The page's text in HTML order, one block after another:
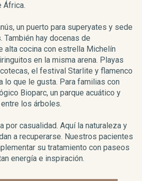
África.
un puerto para superyates y sede
También hay docenas de
alta cocina con estrella Michelín
en la misma arena. Playas
el festival Starlite y flamenco
lo que le gusta. Para familias con
Bioparc, un parque acuático y
los árboles.
por casualidad. Aquí la naturaleza y
a recuperarse. Nuestros pacientes
su tratamiento con paseos
energía e inspiración.